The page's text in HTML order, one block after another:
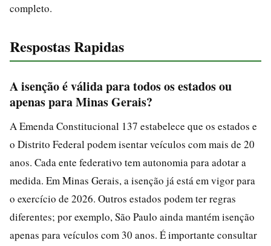
completo.
Respostas Rapidas
A isenção é válida para todos os estados ou
apenas para Minas Gerais?
A Emenda Constitucional 137 estabelece que os estados e
o Distrito Federal podem isentar veículos com mais de 20
anos. Cada ente federativo tem autonomia para adotar a
medida. Em Minas Gerais, a isenção já está em vigor para
o exercício de 2026. Outros estados podem ter regras
diferentes; por exemplo, São Paulo ainda mantém isenção
apenas para veículos com 30 anos. É importante consultar